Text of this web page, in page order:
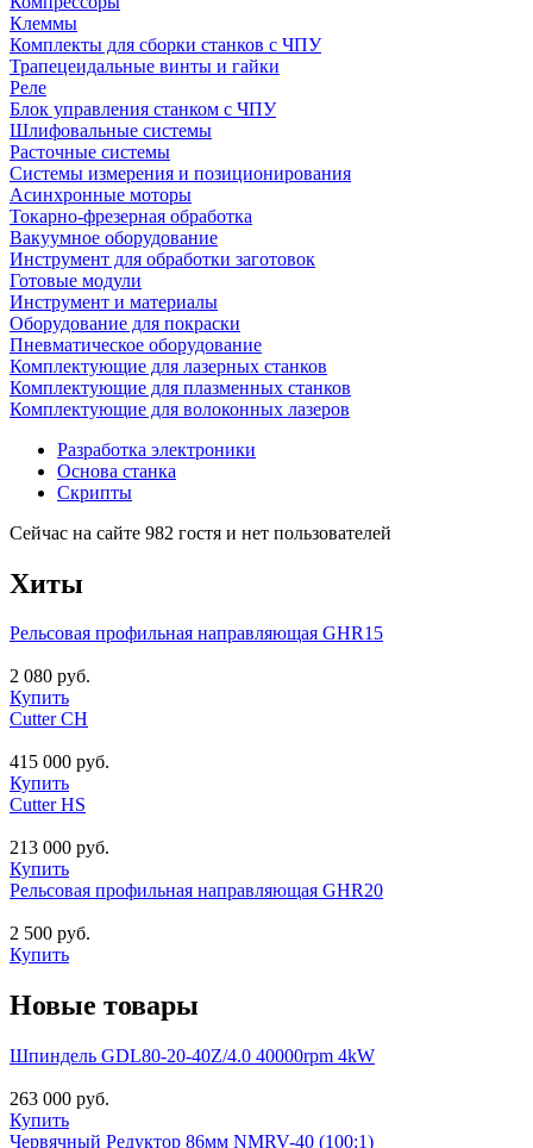
Клеммы
Комплекты для сборки станков с ЧПУ
Трапецеидальные винты и гайки
Реле
Блок управления станком с ЧПУ
Шлифовальные системы
Расточные системы
Системы измерения и позиционирования
Асинхронные моторы
Токарно-фрезерная обработка
Вакуумное оборудование
Инструмент для обработки заготовок
Готовые модули
Инструмент и материалы
Оборудование для покраски
Пневматическое оборудование
Комплектующие для лазерных станков
Комплектующие для плазменных станков
Комплектующие для волоконных лазеров
Разработка электроники
Основа станка
Скрипты
Сейчас на сайте 982 гостя и нет пользователей
Хиты
Рельсовая профильная направляющая GHR15
2 080 руб.
Купить
Cutter CH
415 000 руб.
Купить
Cutter HS
213 000 руб.
Купить
Рельсовая профильная направляющая GHR20
2 500 руб.
Купить
Новые товары
Шпиндель GDL80-20-40Z/4.0 40000rpm 4kW
263 000 руб.
Купить
Червячный Редуктор 86мм NMRV-40 (100:1)